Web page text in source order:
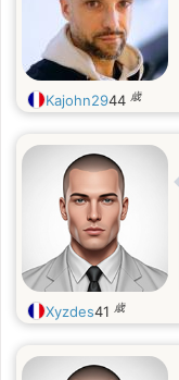
Kajohn2944 歳
Xyzdes41 歳